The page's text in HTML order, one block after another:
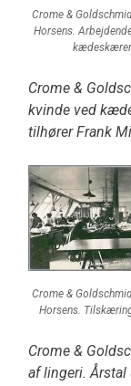
Crome &
Horsens.
Crome &
kvinde ved
tilhører Frank
Crome &
Horsens.
Crome &
af lingeri.